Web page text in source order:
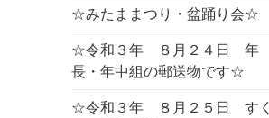
☆みたままつり・盆踊り会☆
☆令和３年 ８月２４日 年
長・年中組の郵送物です☆
☆令和３年 ８月２５日 すく